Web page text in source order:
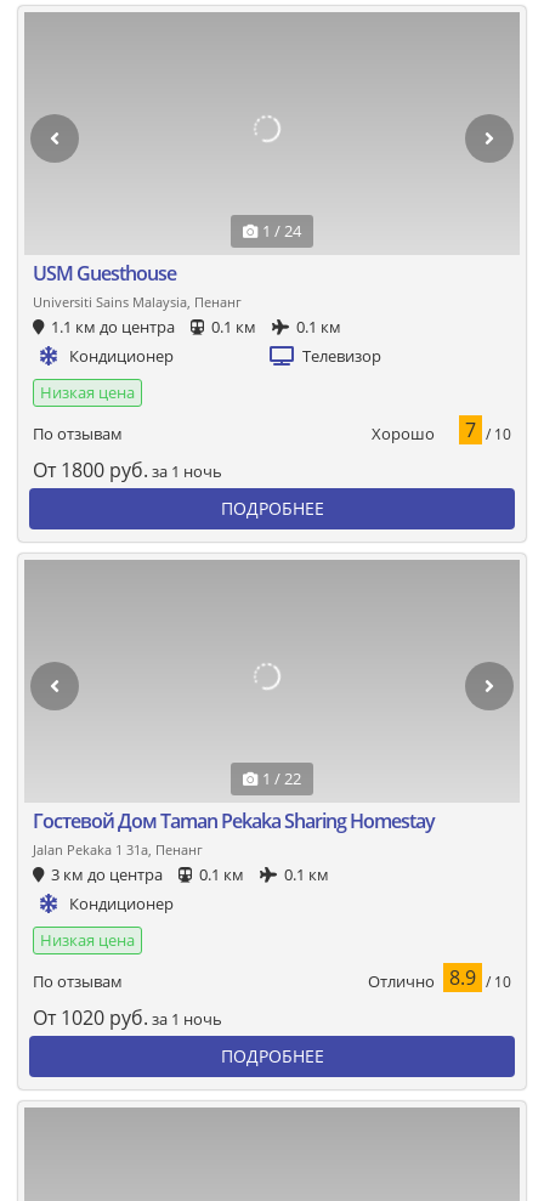
1 / 24
USM Guesthouse
Universiti Sains Malaysia, Пенанг
1.1 км до центра 0.1 км
0.1 км
Кондиционер
Телевизор
Низкая цена
По отзывам
Хорошо 7 / 10
От 1800 руб. за 1 ночь
ПОДРОБНЕЕ
1 / 22
Гостевой Дом Taman Pekaka Sharing Homestay
Jalan Pekaka 1 31a, Пенанг
3 км до центра 0.1 км
0.1 км
Кондиционер
Низкая цена
По отзывам
Отлично 8.9 / 10
От 1020 руб. за 1 ночь
ПОДРОБНЕЕ